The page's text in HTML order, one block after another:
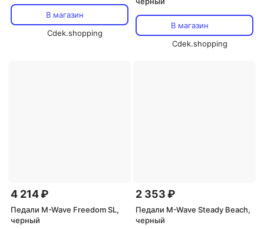
В магазин
Cdek.shopping
В магазин
Cdek.shopping
4 214 ₽
Педали M-Wave Freedom SL,
черный
2 353 ₽
Педали M-Wave Steady Beach,
черный